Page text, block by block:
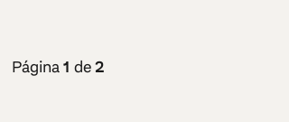
Página1 de2